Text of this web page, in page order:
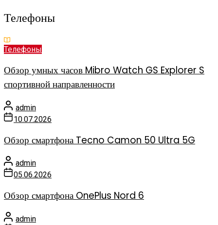
Телефоны
Телефоны
Обзор умных часов Mibro Watch GS Explorer S
спортивной направленности
admin
10.07.2026
Обзор смартфона Tecno Camon 50 Ultra 5G
admin
05.06.2026
Обзор смартфона OnePlus Nord 6
admin